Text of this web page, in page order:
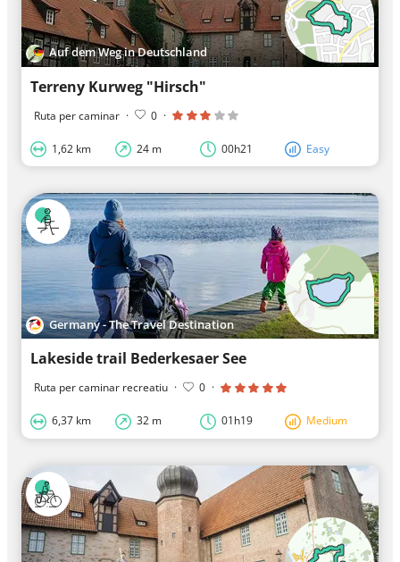
Auf dem Weg in Deutschland
Terreny Kurweg "Hirsch"
Ruta per caminar · 0 ·
1,62 km 24 m 00h21 Easy
Germany - The Travel Destination
Lakeside trail Bederkesaer See
Ruta per caminar recreatiu · 0 ·
6,37 km 32 m 01h19 Medium